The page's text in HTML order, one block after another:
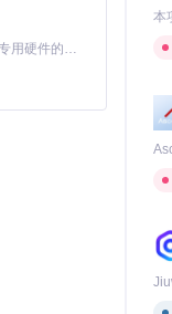
基于Python的Xiaozhi AI，适用于想要完整Xiaozhi体验而无需拥有专用硬件的用户。